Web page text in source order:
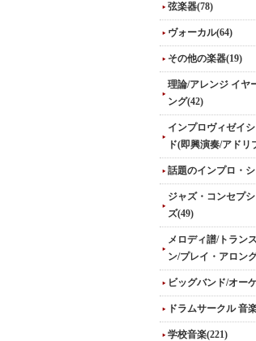
弦楽器(78)
ヴォーカル(64)
その他の楽器(19)
理論/アレンジ イヤ
ング(42)
インプロヴィゼイ
ド(即興演奏/アドリ
話題のインプロ・
ジャズ・コンセプ
ズ(49)
メロディ譜/トラン
ン/プレイ・アロン
ビッグバンド/オー
ドラムサークル 音
学校音楽(221)